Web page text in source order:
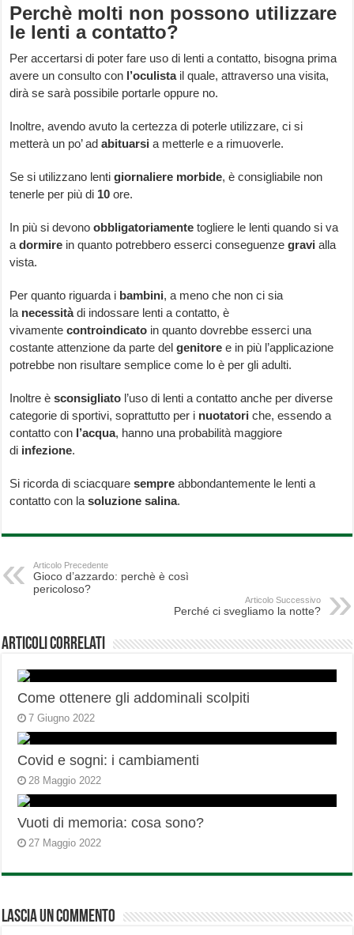
Perchè molti non possono utilizzare
le lenti a contatto?
Per accertarsi di poter fare uso di lenti a contatto, bisogna prima
avere un consulto con l’oculistail quale, attraverso una visita,
dirà se sarà possibile portarle oppure no.
Inoltre, avendo avuto la certezza di poterle utilizzare, ci si
metterà un po’ adabituarsi a metterle e a rimuoverle.
Se si utilizzano lentigiornaliere morbide, è consigliabile non
tenerle per più di 10 ore.
In più si devonoobbligatoriamente togliere le lenti quando si va
adormire in quanto potrebbero esserci conseguenzegravi alla
vista.
Per quanto riguarda i bambini, a meno che non ci sia
la necessitàdi indossare lenti a contatto, è
vivamentecontroindicato in quanto dovrebbe esserci una
costante attenzione da parte delgenitore e in più l’applicazione
potrebbe non risultare semplice come lo è per gli adulti.
Inoltre èsconsigliato l’uso di lenti a contatto anche per diverse
categorie di sportivi, soprattutto per i nuotatori che, essendo a
contatto con l’acqua, hanno una probabilità maggiore
di infezione.
Si ricorda di sciacquaresempre abbondantemente le lenti a
contatto con lasoluzione salina.
Articolo Precedente
Gioco d’azzardo: perchè è così
pericoloso?
Articolo Successivo
Perché ci svegliamo la notte?
Articoli correlati
Come ottenere gli addominali scolpiti
7 Giugno 2022
Covid e sogni: i cambiamenti
28 Maggio 2022
Vuoti di memoria: cosa sono?
27 Maggio 2022
Lascia un commento